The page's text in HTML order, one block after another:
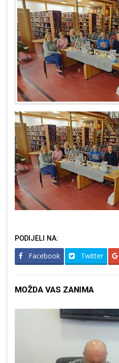
PODIJELI NA:
Facebook Twitter
MOŽDA VAS ZANIMA